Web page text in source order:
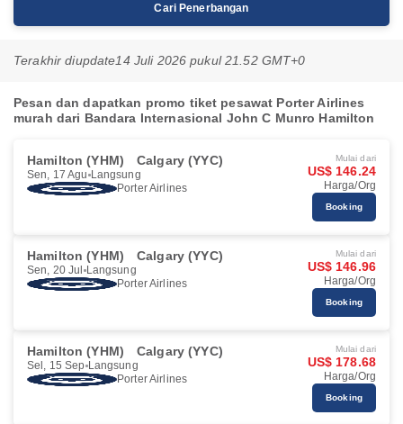
Cari Penerbangan
Terakhir diupdate14 Juli 2026 pukul 21.52 GMT+0
Pesan dan dapatkan promo tiket pesawat Porter Airlines
murah dari Bandara Internasional John C Munro Hamilton
Hamilton (YHM) Calgary (YYC)
Sen, 17 Agu Langsung
Porter Airlines
Mulai dari
US$ 146.24
Harga/Org
Booking
Hamilton (YHM) Calgary (YYC)
Sen, 20 Jul Langsung
Porter Airlines
Mulai dari
US$ 146.96
Harga/Org
Booking
Hamilton (YHM) Calgary (YYC)
Sel, 15 Sep Langsung
Porter Airlines
Mulai dari
US$ 178.68
Harga/Org
Booking